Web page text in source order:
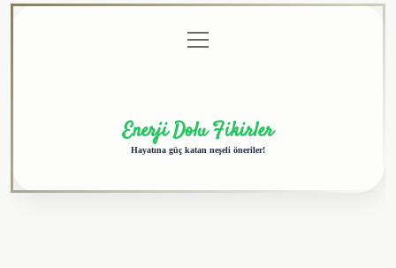
menüyü
aç
Enerji Dolu Fikirler
Hayatına güç katan neşeli öneriler!